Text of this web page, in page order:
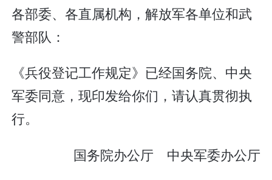
各部委、各直属机构，解放军各单位和武
警部队：
《兵役登记工作规定》已经国务院、中央
军委同意，现印发给你们，请认真贯彻执
行。
国务院办公厅 中央军委办公厅